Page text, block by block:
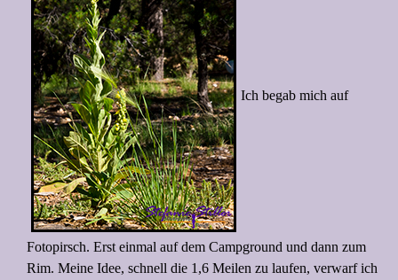
Ich begab mich auf
Fotopirsch. Erst einmal auf dem Campground und dann zum
Rim. Meine Idee, schnell die 1,6 Meilen zu laufen, verwarf ich